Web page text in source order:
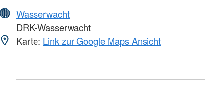
Wasserwacht
DRK-Wasserwacht
Karte: Link zur Google Maps Ansicht